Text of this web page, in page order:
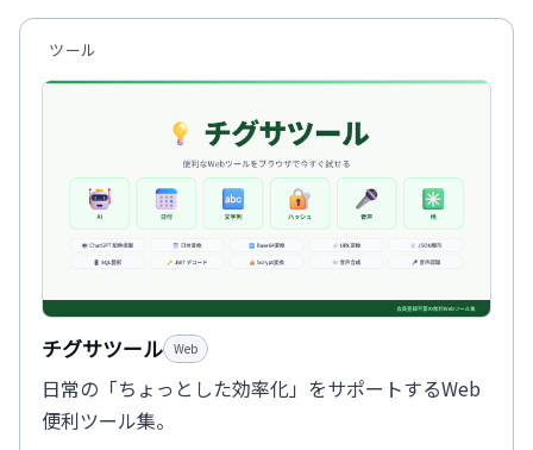
ツール
チグサツール Web
日常の「ちょっとした効率化」をサポートするWeb
便利ツール集。